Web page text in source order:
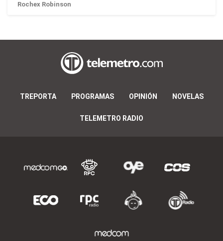
Rochex Robinson
TREPORTA PROGRAMAS OPINIÓN NOVELAS
TELEMETRO RADIO